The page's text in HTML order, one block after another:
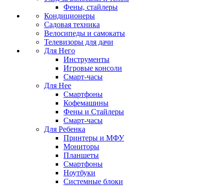
Фены, стайлеры
Кондиционеры
Садовая техника
Велосипеды и самокаты
Телевизоры для дачи
Для Него
Инструменты
Игровые консоли
Смарт-часы
Для Нее
Смартфоны
Кофемашины
Фены и Стайлеры
Смарт-часы
Для Ребенка
Принтеры и МФУ
Мониторы
Планшеты
Смартфоны
Ноутбуки
Системные блоки